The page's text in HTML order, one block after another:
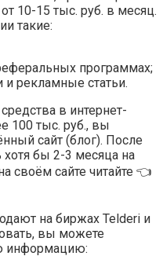
10-15 тыс. руб. в месяц.
такие:
программах;
рекламные статьи.
в интернет-
100 тыс. руб., вы
сайт (блог). После
хотя бы 2-3 месяца на
своём сайте читайте 👈
на биржах Telderi и
вы можете
информацию: